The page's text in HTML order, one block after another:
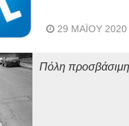
29 ΜΑΪ́ΟΥ 2020
Πόλη προσβάσιμη